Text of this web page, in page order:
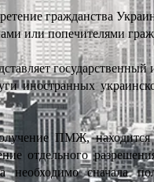
гражданства
или попечителями
государственный
иностранных
ПМЖ,
отдельного
необходимо сначала